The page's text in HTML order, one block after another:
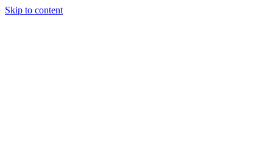
Skip to content